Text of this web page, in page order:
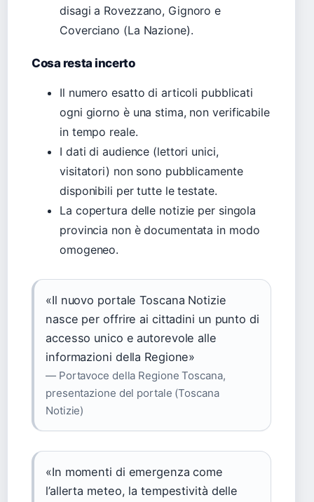
disagi a Rovezzano, Gignoro e
Coverciano (La Nazione).
Cosa resta incerto
Il numero esatto di articoli pubblicati
ogni giorno è una stima, non verificabile
in tempo reale.
I dati di audience (lettori unici,
visitatori) non sono pubblicamente
disponibili per tutte le testate.
La copertura delle notizie per singola
provincia non è documentata in modo
omogeneo.
«Il nuovo portale Toscana Notizie
nasce per offrire ai cittadini un punto di
accesso unico e autorevole alle
informazioni della Regione»
— Portavoce della Regione Toscana,
presentazione del portale (Toscana
Notizie)
«In momenti di emergenza come
l’allerta meteo, la tempestività delle